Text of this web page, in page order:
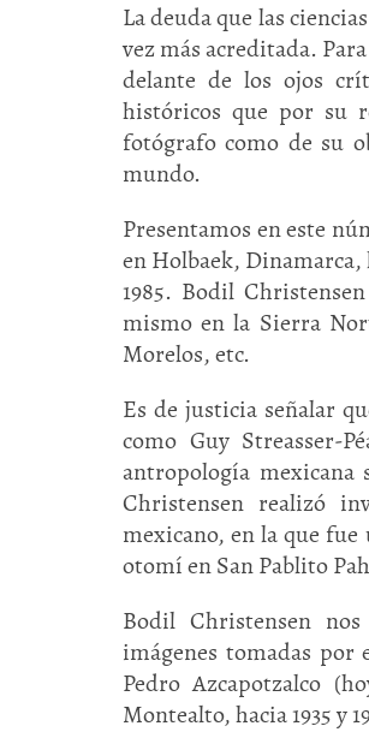
La deuda que las
vez más acreditada.
delante de los ojos
históricos que por su
fotógrafo como de su
mundo.
Presentamos en este
en Holbaek, Dinamarca,
1985. Bodil
mismo en la Sierra
Morelos, etc.
Es de justicia señalar
como Guy Streasser-
antropología mexicana
Christensen realizó
mexicano, en la que
otomí en San Pablito
Bodil Christensen
imágenes tomadas por
Pedro Azcapotzalco
Montealto, hacia 1935 y